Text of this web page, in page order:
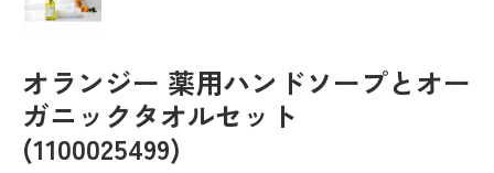
オランジー 薬用ハンドソープとオー
ガニックタオルセット
(1100025499)